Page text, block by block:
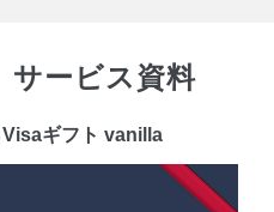
ービス資料
ギフト vanilla